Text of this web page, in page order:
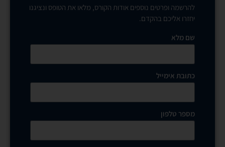
להרשמה ופרטים נוספים אודות הקורס, מלאו את הטופס ונציגנו
יחזרו אליכם בהקדם.
שם מלא
כתובת אימייל
מספר טלפון